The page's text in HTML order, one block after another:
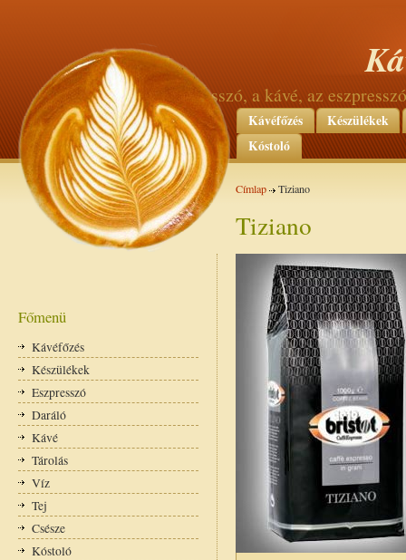
az eszpresszó, a kávé, az
Kávéfőzés
Készülékek
Kóstoló
Címlap Tiziano
Tiziano
Főmenü
Kávéfőzés
Készülékek
Eszpresszó
Daráló
Kávé
Tárolás
Víz
Tej
Csésze
Kóstoló